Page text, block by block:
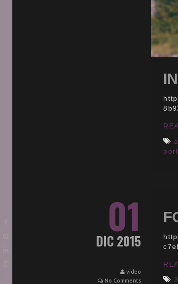
01
DIC 2015
video
No Comments